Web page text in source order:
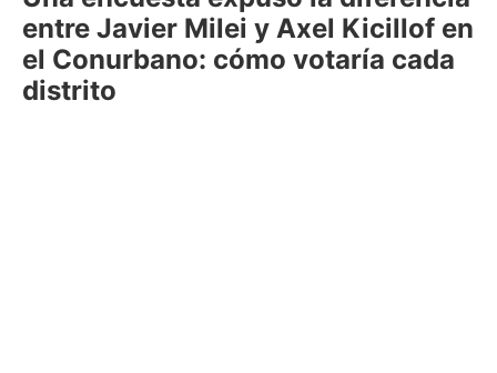
entre Javier Milei y Axel Kicillof en
el Conurbano: cómo votaría cada
distrito